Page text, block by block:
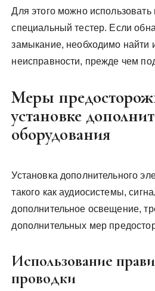
Для этого можно использовать
специальный тестер. Если
замыкание, необходимо найти
неисправности, прежде чем
Меры
установке
оборудования
Установка дополнительного
такого как аудиосистемы,
дополнительное освещение,
дополнительных мер
Использование
проводки